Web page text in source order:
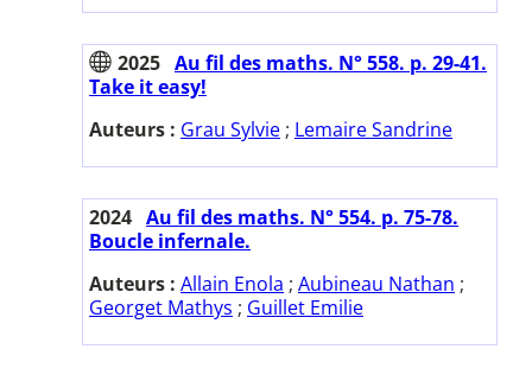
2025 Au fil des maths. N° 558. p. 29-41.
Take it easy!
Auteurs : Grau Sylvie ; Lemaire Sandrine
2024 Au fil des maths. N° 554. p. 75-78.
Boucle infernale.
Auteurs : Allain Enola ; Aubineau Nathan ;
Georget Mathys ; Guillet Emilie